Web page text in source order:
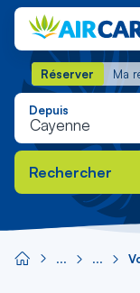
Réserver Ma
Réserver Ma
Depuis
Rechercher